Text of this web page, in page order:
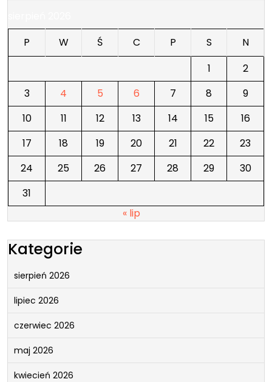
P
W Ś C P S
N
1
2
3
4 5 6 7 8
9
10
11 12 13 14 15
16
17
18 19 20 21 22
23
24
25 26 27 28 29
30
31
« lip
Kategorie
sierpień 2026
lipiec 2026
czerwiec 2026
maj 2026
kwiecień 2026